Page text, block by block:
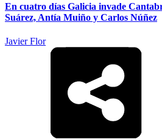
En cuatro días Galicia invade
Suárez, Antía Muiño y Carlos Núñez
Javier Flor